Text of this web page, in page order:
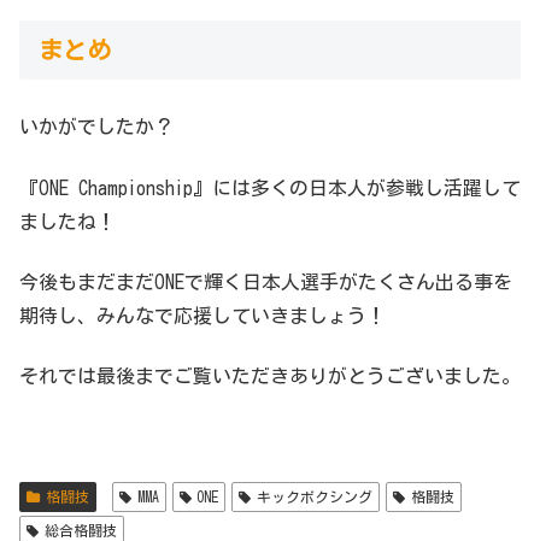
まとめ
いかがでしたか？
『ONE Championship』には多くの日本人が参戦し活躍して
ましたね！
今後もまだまだONEで輝く日本人選手がたくさん出る事を
期待し、みんなで応援していきましょう！
それでは最後までご覧いただきありがとうございました。
格闘技 MMA ONE キックボクシング 格闘技
総合格闘技